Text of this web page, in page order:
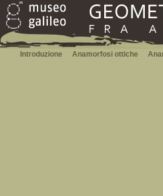
Introduzione Anamorfosi ottiche